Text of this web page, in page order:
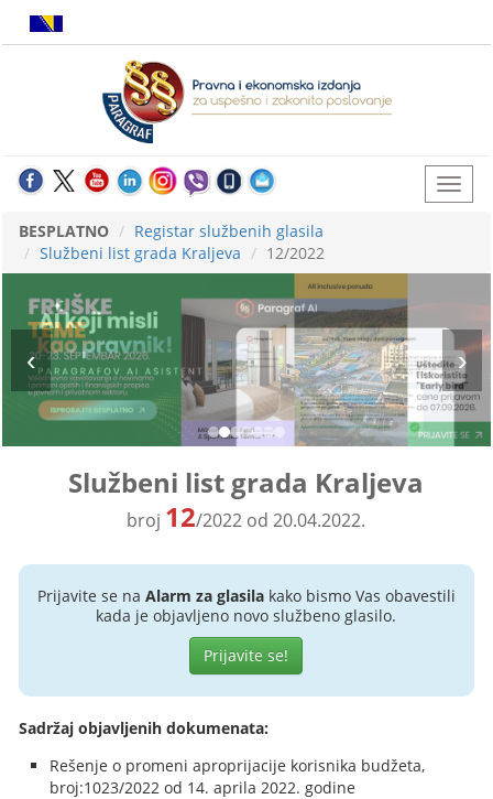
BESPLATNO
Registar službenih glasila
Službeni list grada Kraljeva
12/2022
Službeni list grada Kraljeva
broj 12/2022 od 20.04.2022.
Prijavite se na Alarm za glasilakako bismo Vas obavestili
kada je objavljeno novo službeno glasilo.
Prijavite se!
Sadržaj objavljenih dokumenata:
Rešenje o promeni aproprijacije korisnika budžeta,
broj:1023/2022 od 14. aprila 2022. godine